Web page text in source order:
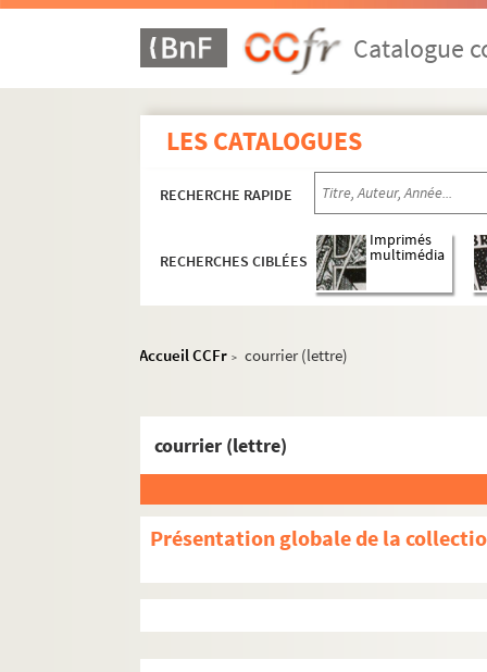
Catalogue
LES CATALOGUES
RECHERCHE RAPIDE
RECHERCHES CIBLÉES
Imprimés
multimédia
Accueil CCFr > courrier (lettre)
courrier (lettre)
Présentation globale de la